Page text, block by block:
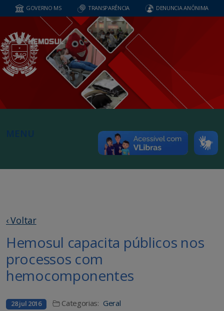
GOVERNO MS TRANSPARÊNCIA DENUNCIA ANÔNIMA
MENU
‹ Voltar
Hemosul capacita públicos nos
processos com
hemocomponentes
28 jul 2016 Categorias: Geral